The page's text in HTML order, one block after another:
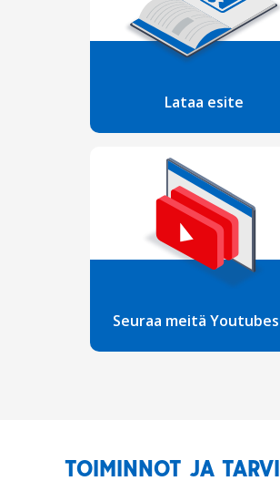
Seuraa meitä
Lataa esite
TOIMINNOT JA